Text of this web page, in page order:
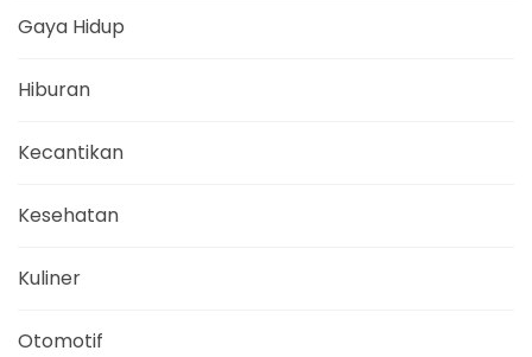
Gaya Hidup
Hiburan
Kecantikan
Kesehatan
Kuliner
Otomotif